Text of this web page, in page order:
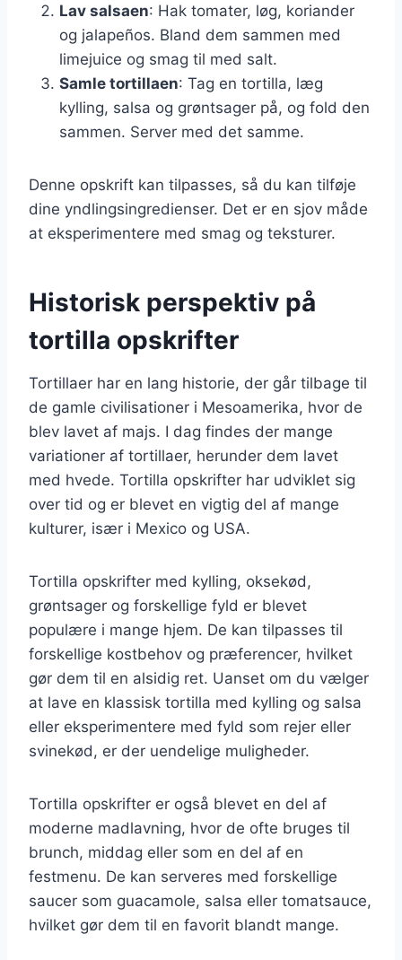
Lav salsaen: Hak tomater, løg, koriander
og jalapeños. Bland dem sammen med
limejuice og smag til med salt.
Samle tortillaen: Tag en tortilla, læg
kylling, salsa og grøntsager på, og fold den
sammen. Server med det samme.
Denne opskrift kan tilpasses, så du kan tilføje
dine yndlingsingredienser. Det er en sjov måde
at eksperimentere med smag og teksturer.
Historisk perspektiv på
tortilla opskrifter
Tortillaer har en lang historie, der går tilbage til
de gamle civilisationer i Mesoamerika, hvor de
blev lavet af majs. I dag findes der mange
variationer af tortillaer, herunder dem lavet
med hvede. Tortilla opskrifter har udviklet sig
over tid og er blevet en vigtig del af mange
kulturer, især i Mexico og USA.
Tortilla opskrifter med kylling, oksekød,
grøntsager og forskellige fyld er blevet
populære i mange hjem. De kan tilpasses til
forskellige kostbehov og præferencer, hvilket
gør dem til en alsidig ret. Uanset om du vælger
at lave en klassisk tortilla med kylling og salsa
eller eksperimentere med fyld som rejer eller
svinekød, er der uendelige muligheder.
Tortilla opskrifter er også blevet en del af
moderne madlavning, hvor de ofte bruges til
brunch, middag eller som en del af en
festmenu. De kan serveres med forskellige
saucer som guacamole, salsa eller tomatsauce,
hvilket gør dem til en favorit blandt mange.